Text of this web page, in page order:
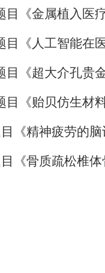
《金属植入医
《人工智能在
《超大介孔贵
《贻贝仿生材
《精神疲劳的脑
《骨质疏松椎体